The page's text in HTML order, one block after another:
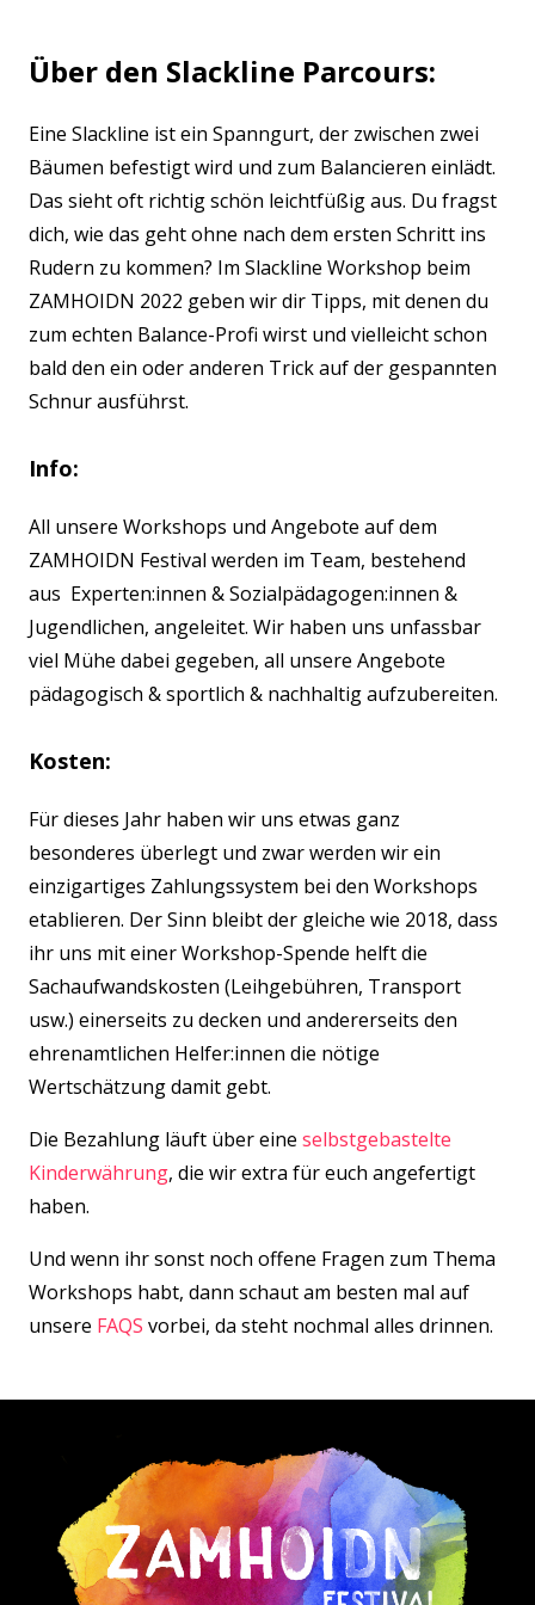
Über den Slackline Parcours:
Eine Slackline ist ein Spanngurt, der zwischen zwei
Bäumen befestigt wird und zum Balancieren einlädt.
Das sieht oft richtig schön leichtfüßig aus. Du fragst
dich, wie das geht ohne nach dem ersten Schritt ins
Rudern zu kommen? Im Slackline Workshop beim
ZAMHOIDN 2022 geben wir dir Tipps, mit denen du
zum echten Balance-Profi wirst und vielleicht schon
bald den ein oder anderen Trick auf der gespannten
Schnur ausführst.
Info:
All unsere Workshops und Angebote auf dem
ZAMHOIDN Festival werden im Team, bestehend
aus Experten:innen & Sozialpädagogen:innen &
Jugendlichen, angeleitet. Wir haben uns unfassbar
viel Mühe dabei gegeben, all unsere Angebote
pädagogisch & sportlich & nachhaltig aufzubereiten.
Kosten:
Für dieses Jahr haben wir uns etwas ganz
besonderes überlegt und zwar werden wir ein
einzigartiges Zahlungssystem bei den Workshops
etablieren. Der Sinn bleibt der gleiche wie 2018, dass
ihr uns mit einer Workshop-Spende helft die
Sachaufwandskosten (Leihgebühren, Transport
usw.) einerseits zu decken und andererseits den
ehrenamtlichen Helfer:innen die nötige
Wertschätzung damit gebt.
Die Bezahlung läuft über eine selbstgebastelte
Kinderwährung, die wir extra für euch angefertigt
haben.
Und wenn ihr sonst noch offene Fragen zum Thema
Workshops habt, dann schaut am besten mal auf
unsere FAQS vorbei, da steht nochmal alles drinnen.